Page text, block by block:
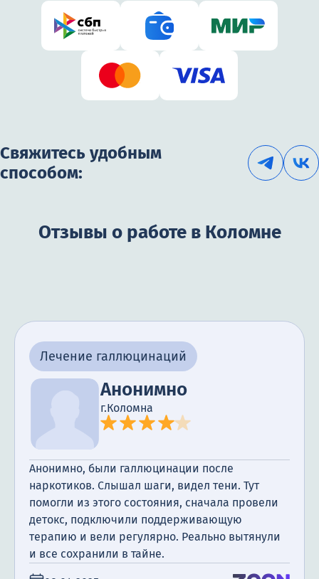
Свяжитесь удобным
способом:
Отзывы о работе в Коломне
Лечение галлюцинаций
Анонимно
г.Коломна
Анонимно, были галлюцинации после
наркотиков. Слышал шаги, видел тени. Тут
помогли из этого состояния, сначала провели
детокс, подключили поддерживающую
терапию и вели регулярно. Реально вытянули
и все сохранили в тайне.